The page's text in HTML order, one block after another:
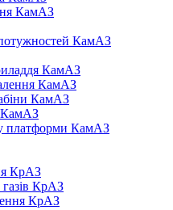
КамАЗ
КамАЗ
КамАЗ
КамАЗ
КамАЗ
КамАЗ
платформи КамАЗ
КрАЗ
КрАЗ
КрАЗ